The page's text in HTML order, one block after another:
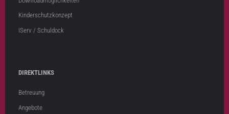
Kinderschutzkonzept
IServ / Schuldock
DIREKTLINKS
Betreuung
Angebote